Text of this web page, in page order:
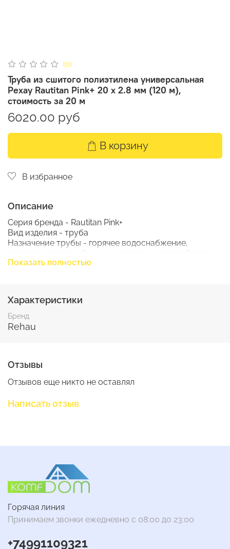
(0)
Труба из сшитого полиэтилена универсальная
Рехау Rautitan Pink+ 20 х 2.8 мм (120 м),
стоимость за 20 м
6020.00 руб
В корзину
В избранное
Описание
Серия бренда - Rautitan Pink+
Вид изделия - труба
Назначение трубы - горячее водоснабжение,
холодное водоснабжение, отопление, теплый пол
Толщина стенки, мм - 3
Метраж трубы - 20 м
Диаметр, мм - 20
Длина упаковки, см - 78
Ширина упаковки, см - 78
Показать полностью
Характеристики
Бренд
Rehau
Отзывы
Отзывов еще никто не оставлял
Написать отзыв
Горячая линия
Принимаем звонки ежедневно с 08:00 до 23:00
+74991109321